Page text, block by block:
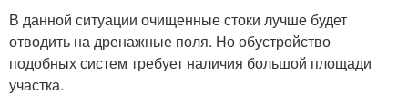
В данной ситуации очищенные стоки лучше будет
отводить на дренажные поля. Но обустройство
подобных систем требует наличия большой площади
участка.